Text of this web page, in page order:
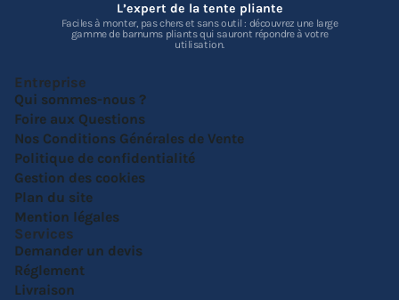
L’expert de la tente pliante
Faciles à monter, pas chers et sans outil : découvrez une large
gamme de barnums pliants qui sauront répondre à votre
utilisation.
Entreprise
Qui sommes-nous ?
Foire aux Questions
Nos Conditions Générales de Vente
Politique de confidentialité
Gestion des cookies
Plan du site
Mention légales
Services
Demander un devis
Réglement
Livraison